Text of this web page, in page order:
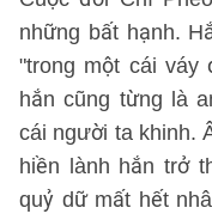
những bất hạnh.
"trong một cái váy
hắn cũng từng là
cái người ta khinh.
hiền lành hắn trở
quỷ dữ mất hết